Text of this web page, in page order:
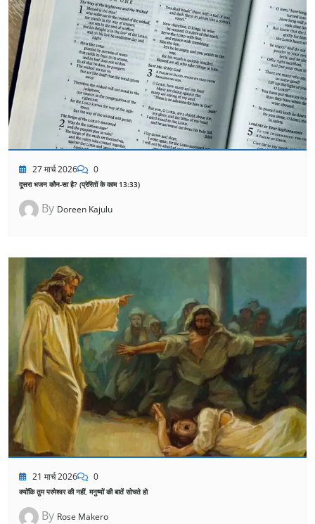
27 मार्च 2026 0
दूसरा भजन कौन-सा है? (प्रेरितों के काम 13:33)
By Doreen Kajulu
21 मार्च 2026 0
क्योंकि तुम परमेश्वर की नहीं, मनुष्यों की बातें सोचते हो
By Rose Makero